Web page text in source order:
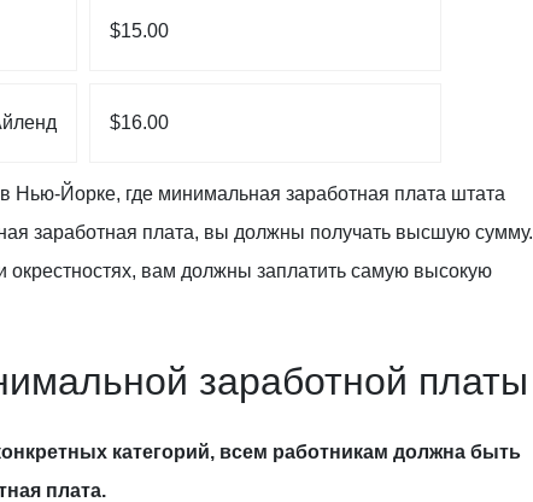
$15.00
$16.00
Нью-Йорке, где минимальная заработная плата штата
заработная плата, вы должны получать высшую сумму.
вам должны заплатить самую высокую
заработной платы
категорий, всем работникам должна быть
плата.